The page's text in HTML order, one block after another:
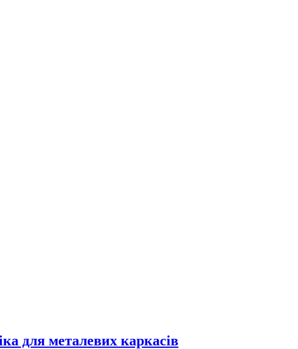
для металевих каркасів